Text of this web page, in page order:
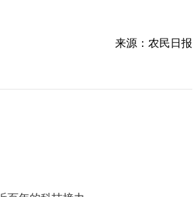
来源：农民日报